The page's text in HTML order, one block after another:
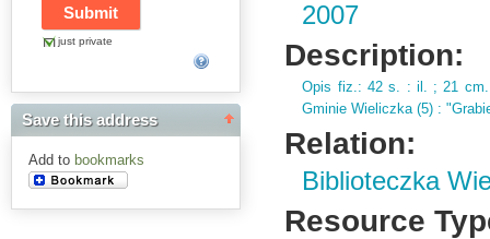
just private
Save this address
Add to bookmarks
2007
Description:
Opis fiz.: 42 s. : il. ; 21 cm.
Gminie Wieliczka (5) :
Relation:
Biblioteczka
Resource